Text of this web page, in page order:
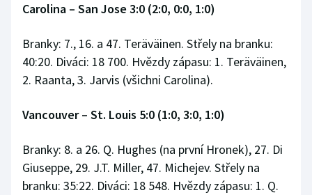
Carolina – San Jose 3:0 (2:0, 0:0, 1:0)
Branky: 7., 16. a 47. Teräväinen. Střely na branku:
40:20. Diváci: 18 700. Hvězdy zápasu: 1. Teräväinen,
2. Raanta, 3. Jarvis (všichni Carolina).
Vancouver – St. Louis 5:0 (1:0, 3:0, 1:0)
Branky: 8. a 26. Q. Hughes (na první Hronek), 27. Di
Giuseppe, 29. J.T. Miller, 47. Michejev. Střely na
branku: 35:22. Diváci: 18 548. Hvězdy zápasu: 1. Q.